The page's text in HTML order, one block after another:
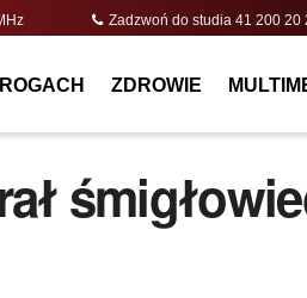
MHz Zadzwoń do studia 41 200
ZDROWIE